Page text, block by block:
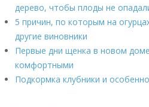
дерево, чтобы плоды не
5 причин, по которым на
другие виновники
Первые дни щенка в новом
комфортными
Подкормка клубники и